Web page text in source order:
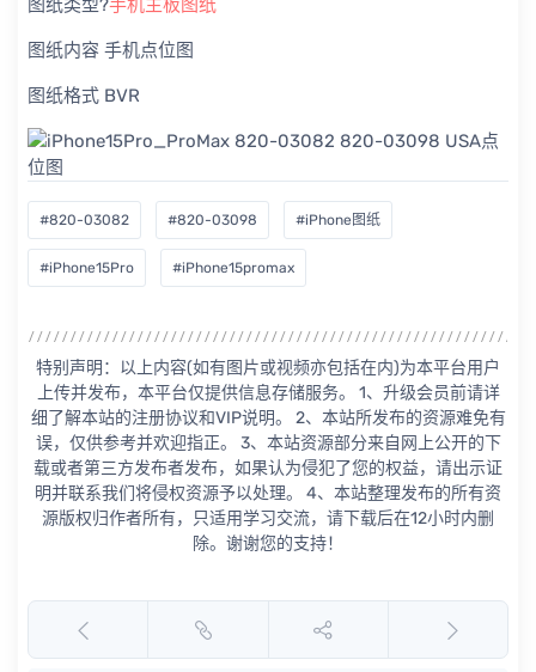
图纸类型?手机主板图纸
图纸内容 手机点位图
图纸格式 BVR
#820-03082 #820-03098 #iPhone图纸
#iPhone15Pro #iPhone15promax
特别声明：以上内容(如有图片或视频亦包括在内)为本平台用户
上传并发布，本平台仅提供信息存储服务。 1、升级会员前请详
细了解本站的注册协议和VIP说明。 2、本站所发布的资源难免有
误，仅供参考并欢迎指正。 3、本站资源部分来自网上公开的下
载或者第三方发布者发布，如果认为侵犯了您的权益，请出示证
明并联系我们将侵权资源予以处理。 4、本站整理发布的所有资
源版权归作者所有，只适用学习交流，请下载后在12小时内删
除。谢谢您的支持！